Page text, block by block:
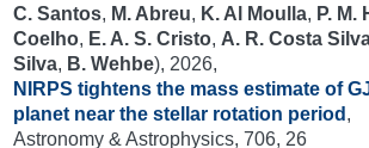
C. Santos, M. Abreu, K. Al Moulla, P. M.
Coelho, E. A. S. Cristo, A. R. Costa
Silva, B. Wehbe), 2026,
NIRPS tightens the mass estimate of
planet near the stellar rotation period ,
Astronomy & Astrophysics, 706, 26